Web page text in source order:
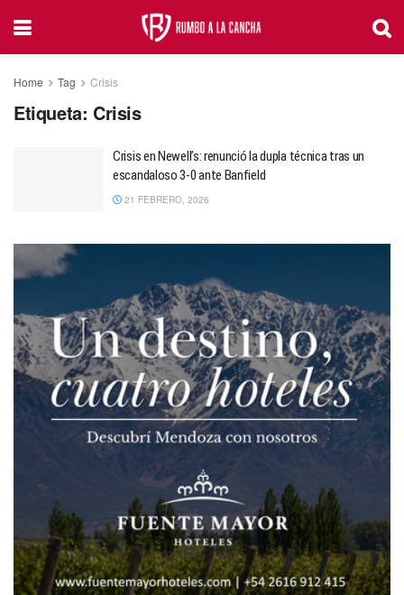
Home Tag Crisis
Etiqueta: Crisis
Crisis en Newell’s: renunció la dupla técnica tras un
escandaloso 3-0 ante Banfield
21 FEBRERO, 2026